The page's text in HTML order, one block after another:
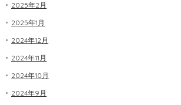
2025年2月
2025年1月
2024年12月
2024年11月
2024年10月
2024年9月